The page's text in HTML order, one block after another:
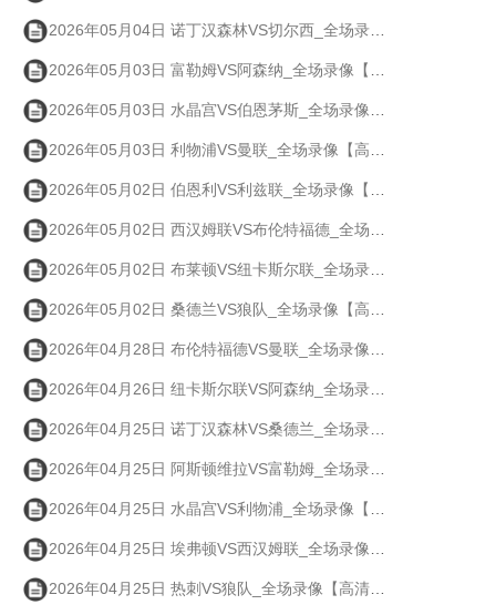
2026年05月04日 诺丁汉森林VS切尔西_全场录像【高清回放】
2026年05月03日 富勒姆VS阿森纳_全场录像【高清回放】
2026年05月03日 水晶宫VS伯恩茅斯_全场录像【高清回放】
2026年05月03日 利物浦VS曼联_全场录像【高清回放】
2026年05月02日 伯恩利VS利兹联_全场录像【高清回放】
2026年05月02日 西汉姆联VS布伦特福德_全场录像【高清回放】
2026年05月02日 布莱顿VS纽卡斯尔联_全场录像【高清回放】
2026年05月02日 桑德兰VS狼队_全场录像【高清回放】
2026年04月28日 布伦特福德VS曼联_全场录像【高清回放】
2026年04月26日 纽卡斯尔联VS阿森纳_全场录像【高清回放】
2026年04月25日 诺丁汉森林VS桑德兰_全场录像【高清回放】
2026年04月25日 阿斯顿维拉VS富勒姆_全场录像【高清回放】
2026年04月25日 水晶宫VS利物浦_全场录像【高清回放】
2026年04月25日 埃弗顿VS西汉姆联_全场录像【高清回放】
2026年04月25日 热刺VS狼队_全场录像【高清回放】